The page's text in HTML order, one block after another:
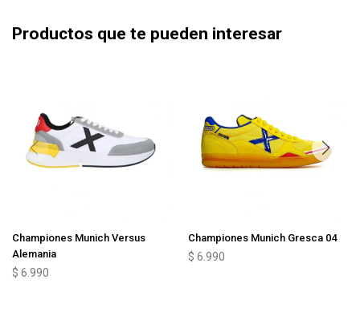
Productos que te pueden interesar
Championes Munich Versus
Alemania
$ 6.990
Championes Munich Gresca 04
$ 6.990